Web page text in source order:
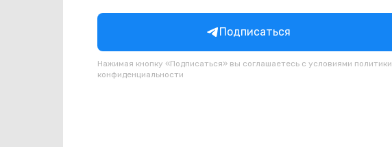
Подписаться
Нажимая кнопку «Подписаться» вы соглашаетесь с условиями политики
конфиденциальности